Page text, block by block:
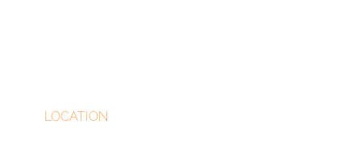
LOCATION